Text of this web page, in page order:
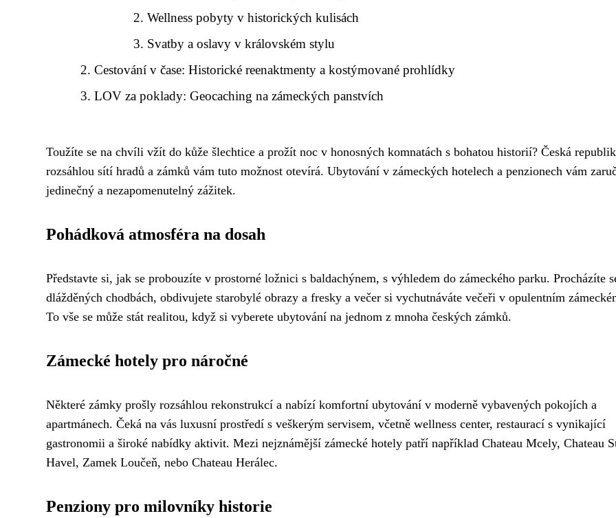
Wellness pobyty v historických kulisách
Svatby a oslavy v královském stylu
Cestování v čase: Historické reenaktmenty a kostýmované prohlídky
LOV za poklady: Geocaching na zámeckých panstvích
Toužíte se na chvíli vžít do kůže šlechtice a prožít noc v honosných komnatách s bohatou historií? Česká
rozsáhlou sítí hradů a zámků vám tuto možnost otevírá. Ubytování v zámeckých hotelech a penzionech vám
jedinečný a nezapomenutelný zážitek.
Pohádková atmosféra na dosah
Představte si, jak se probouzíte v prostorné ložnici s baldachýnem, s výhledem do zámeckého parku. Procházíte
dlážděných chodbách, obdivujete starobylé obrazy a fresky a večer si vychutnáváte večeři v opulentním
To vše se může stát realitou, když si vyberete ubytování na jednom z mnoha českých zámků.
Zámecké hotely pro náročné
Některé zámky prošly rozsáhlou rekonstrukcí a nabízí komfortní ubytování v moderně vybavených pokojích a
apartmánech. Čeká na vás luxusní prostředí s veškerým servisem, včetně wellness center, restaurací s vynikající
gastronomii a široké nabídky aktivit. Mezi nejznámější zámecké hotely patří například Chateau Mcely, Chateau
Havel, Zamek Loučeň, nebo Chateau Herálec.
Penziony pro milovníky historie